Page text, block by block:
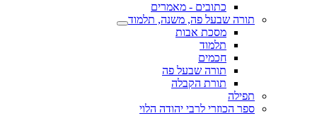
כתובים - מאמרים
תורה שבעל פה, משנה, תלמוד
מסכת אבות
תלמוד
חכמים
תורה שבעל פה
תורת הקבלה
תפילה
ספר הכוזרי לרבי יהודה הלוי